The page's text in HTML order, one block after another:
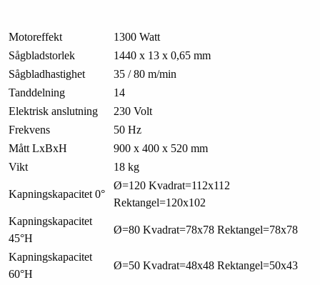
Motoreffekt
1300 Watt
Sågbladstorlek
1440 x 13 x 0,65 mm
Sågbladhastighet
35 / 80 m/min
Tanddelning
14
Elektrisk anslutning
230 Volt
Frekvens
50 Hz
Mått LxBxH
900 x 400 x 520 mm
Vikt
18 kg
Kapningskapacitet 0°
Ø=120 Kvadrat=112x112
Rektangel=120x102
Kapningskapacitet
45°H
Ø=80 Kvadrat=78x78 Rektangel=78x78
Kapningskapacitet
60°H
Ø=50 Kvadrat=48x48 Rektangel=50x43